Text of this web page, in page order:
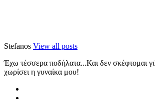
Stefanos View all posts
Έχω τέσσερα ποδήλατα...Και δεν σκέφτομαι
χωρίσει η γυναίκα μου!